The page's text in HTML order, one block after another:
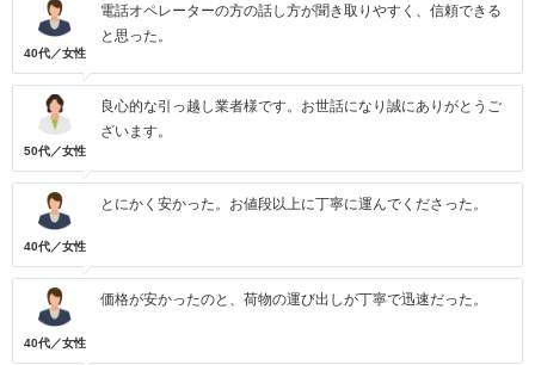
40代／女性
電話オペレーターの方の話し方が聞き取りやすく、信頼できる
と思った。
50代／女性
良心的な引っ越し業者様です。お世話になり誠にありがとうご
ざいます。
40代／女性
とにかく安かった。お値段以上に丁寧に運んでくださった。
40代／女性
価格が安かったのと、荷物の運び出しが丁寧で迅速だった。